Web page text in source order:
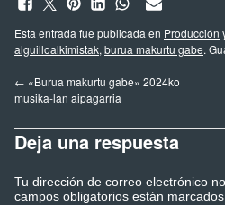
Esta entrada fue publicada en Producción
alguilloalkimistak, burua makurtu gabe.
← «Burua makurtu gabe» 2024ko
musika-lan aipagarria
Deja una respuesta
Tu dirección de correo electrónico
campos obligatorios están